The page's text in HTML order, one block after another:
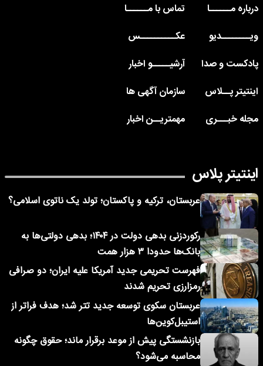
درباره مــــــا
تماس با مــــــا
ویــــــــدیو
عکــــــــــس
پادکست و صدا
آرشیـــــو اخبار
اینتیتر پــلاس
سازمان آگهی ها
مجله خبـــری
مهمتریــن اخبار
اینتیتر پلاس
عربستان، ترکیه و پاکستان؛ تولد یک ناتوی اسلامی؟
رکوردزنی بدهی دولت در ۱۴۰۴؛ بدهی دولتی‌ها به
بانک‌ها حدودا ۳ هزار همت
فهرست تحریمی جدید آمریکا علیه ایران؛ دو صرافی
رمزارزی تحریم شدند
عربستان سکوی توسعه جدید تتر شد؛ هدف فراتر از
استیبل‌کوین‌ها
بازنشستگی پیش از موعد برقرار ماند؛ حقوق چگونه
محاسبه می‌شود؟